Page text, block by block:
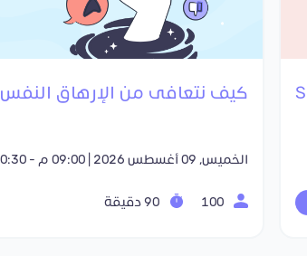
كيف نتعافى من الإرهاق النفس
الخميس, 09 أغسطس 2026 | 09:00 م - 10:30 م